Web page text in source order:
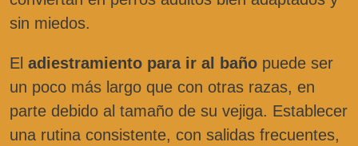
sin miedos.
El adiestramiento para ir al baño puede ser
un poco más largo que con otras razas, en
parte debido al tamaño de su vejiga. Establecer
una rutina consistente, con salidas frecuentes,